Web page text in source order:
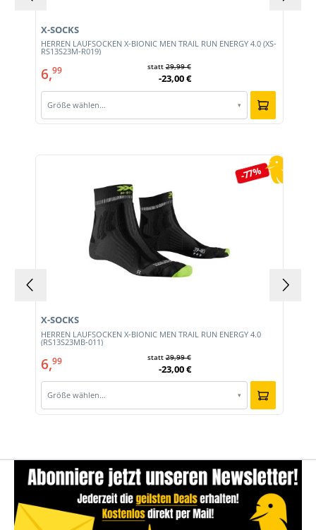
HERREN LAUFSOCKEN X-BIONIC MEN TRAIL RUN ENERGY 4.0 (XS-
RS13S23M-R019)
X-SOCKS
6,99 statt29,99 €
-23,00 €
Größe wählen… ▾
-77%
HERREN LAUFSOCKEN X-BIONIC MEN TRAIL RUN ENERGY 4.0
(RS13S23MB-011)
X-SOCKS
6,99 statt29,99 €
-23,00 €
Größe wählen… ▾